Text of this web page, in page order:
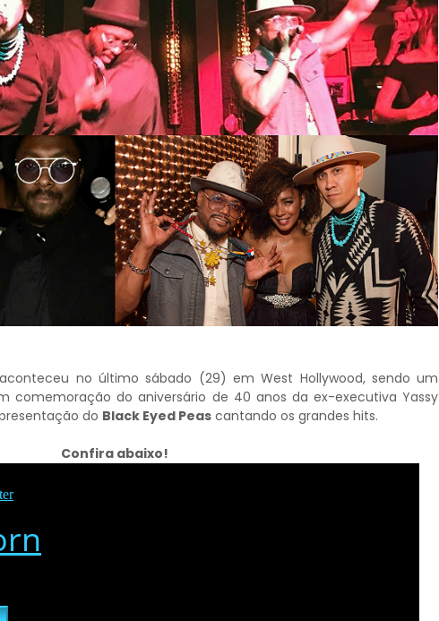
no último sábado (29) em West Hollywood, sendo um
comemoração do aniversário de 40 anos da ex-executiva Yassy
do Black Eyed Peascantando os grandes hits.
Confira abaixo!